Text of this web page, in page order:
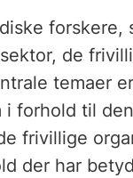
forskere,
de
temaer
forhold til
frivillige
der har